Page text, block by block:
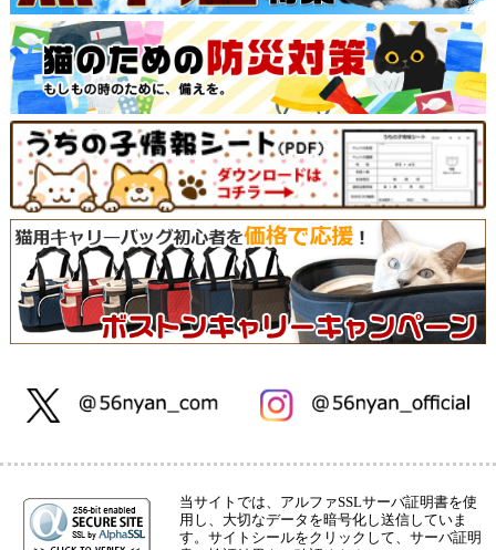
当サイトでは、アルファSSLサーバ証明書を使
用し、大切なデータを暗号化し送信していま
す。サイトシールをクリックして、サーバ証明